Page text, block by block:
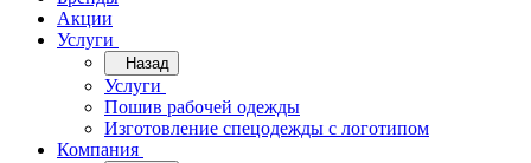
Акции
Услуги
Назад
Услуги
Пошив рабочей одежды
Изготовление спецодежды с логотипом
Компания